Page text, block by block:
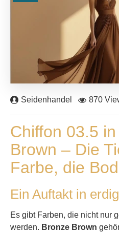
Seidenhandel 870
Chiffon 03.5
Brown – Die
Farbe, die
Ein Auftakt in
Es gibt Farben, die nicht nur
werden. Bronze Brown